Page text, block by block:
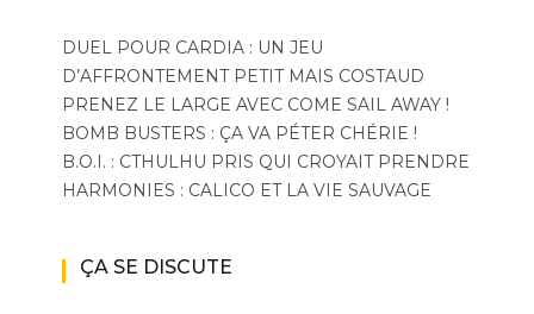
DUEL POUR CARDIA : UN JEU
D’AFFRONTEMENT PETIT MAIS COSTAUD
PRENEZ LE LARGE AVEC COME SAIL AWAY !
BOMB BUSTERS : ÇA VA PÉTER CHÉRIE !
B.O.I. : CTHULHU PRIS QUI CROYAIT PRENDRE
HARMONIES : CALICO ET LA VIE SAUVAGE
ÇA SE DISCUTE